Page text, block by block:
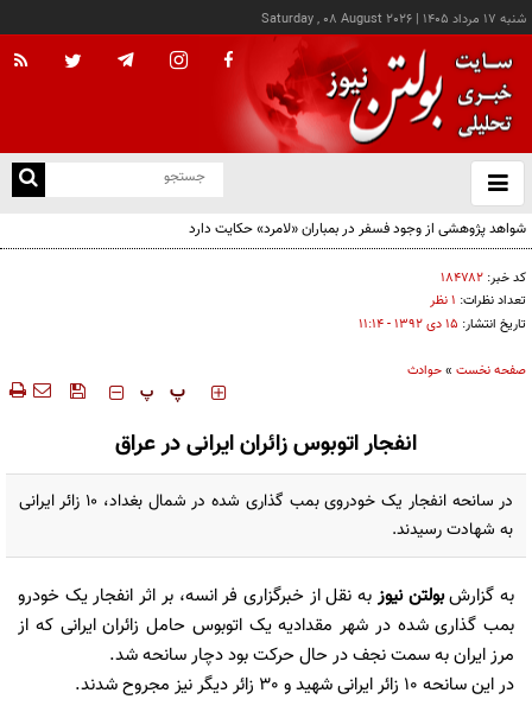
شنبه ۱۷ مرداد ۱۴۰۵ |
Saturday , 08 August 2026
باز
و
شواهد پژوهشی از وجود فسفر در بمباران «لامرد» حکایت دارد
کد خبر: ۱۸۴۷۸۲
تعداد نظرات: ۱ نظر
تاریخ انتشار: ۱۵ دی ۱۳۹۲ - ۱۱:۱۴
صفحه نخست »حوادث
‍‍‍ پ پ
انفجار اتوبوس زائران ایرانی در عراق
در سانحه انفجار یک خودروی بمب گذاری شده در شمال بغداد، 10 زائر ایرانی
به شهادت رسیدند.
به گزارشبولتن نیوز به نقل از خبرگزاری فر انسه، بر اثر انفجار یک خودرو
بمب گذاری شده در شهر مقدادیه یک اتوبوس حامل زائران ایرانی که از
مرز ایران به سمت نجف در حال حرکت بود دچار سانحه شد.
در این سانحه 10 زائر ایرانی شهید و 30 زائر دیگر نیز مجروح شدند.